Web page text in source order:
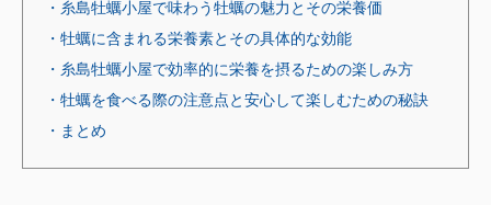
・糸島牡蠣小屋で味わう牡蠣の魅力とその栄養価
・牡蠣に含まれる栄養素とその具体的な効能
・糸島牡蠣小屋で効率的に栄養を摂るための楽しみ方
・牡蠣を食べる際の注意点と安心して楽しむための秘訣
・まとめ